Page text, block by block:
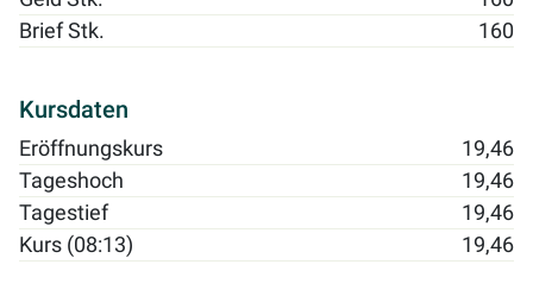
Brief Stk.
160
Kursdaten
Eröffnungskurs
19,46
Tageshoch
19,46
Tagestief
19,46
Kurs (08:13)
19,46